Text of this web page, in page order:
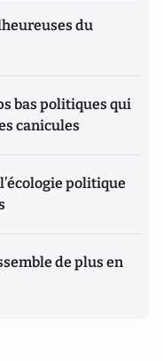
du
bas politiques qui
canicules
politique
de plus en